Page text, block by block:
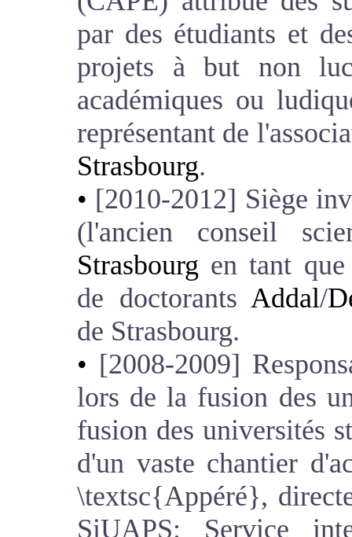
par des étudiants et
projets à but non
académiques ou
représentant de
Strasbourg.
[2010-2012] Siège
(l'ancien conseil
Strasbourg en tant que
de doctorants Addal/
de Strasbourg.
[2008-2009]
lors de la fusion des
fusion des universités
d'un vaste chantier
\textsc{Appéré},
SiUAPS: Service